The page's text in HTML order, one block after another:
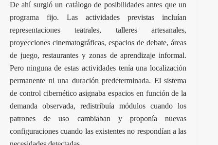
De ahí surgió un catálogo de posibilidades antes que un
programa fijo. Las actividades previstas incluían
representaciones teatrales, talleres artesanales,
proyecciones cinematográficas, espacios de debate, áreas
de juego, restaurantes y zonas de aprendizaje informal.
Pero ninguna de estas actividades tenía una localización
permanente ni una duración predeterminada. El sistema
de control cibernético asignaba espacios en función de la
demanda observada, redistribuía módulos cuando los
patrones de uso cambiaban y proponía nuevas
configuraciones cuando las existentes no respondían a las